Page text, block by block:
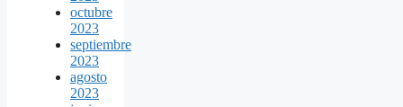
octubre
2023
septiembre
2023
agosto
2023